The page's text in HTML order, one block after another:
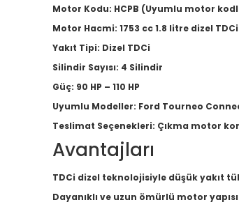
Motor Kodu: HCPB (Uyumlu motor
Motor Hacmi: 1753 cc 1.8 litre dizel TDCi
Yakıt Tipi: Dizel TDCi
Silindir Sayısı: 4 Silindir
Güç: 90 HP – 110 HP
Uyumlu Modeller: Ford Tourneo
Teslimat Seçenekleri: Çıkma motor
Avantajları
TDCi dizel teknolojisiyle düşük yakıt
Dayanıklı ve uzun ömürlü motor yapısı